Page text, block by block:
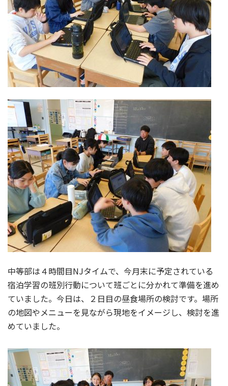
中等部は４時間目NJタイムで、今月末に予定されている
宿泊学習の班別行動について班ごとに分かれて準備を進め
ていました。今日は、２日目の昼食場所の検討です。場所
の地図やメニューを見ながら現地をイメージし、検討を進
めていました。